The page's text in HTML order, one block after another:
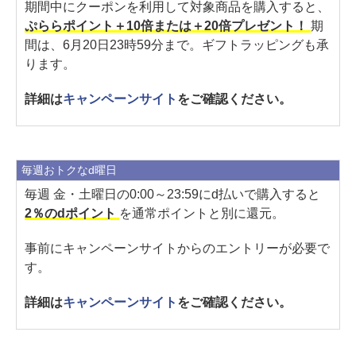
期間中にクーポンを利用して対象商品を購入すると、
ぷららポイント＋10倍または＋20倍プレゼント！ 期
間は、6月20日23時59分まで。ギフトラッピングも承
ります。
詳細はキャンペーンサイト をご確認ください。
毎週おトクなd曜日
毎週 金・土曜日の0:00～23:59にd払いで購入すると
2％のdポイント を通常ポイントと別に還元。
事前にキャンペーンサイトからのエントリーが必要で
す。
詳細はキャンペーンサイト をご確認ください。